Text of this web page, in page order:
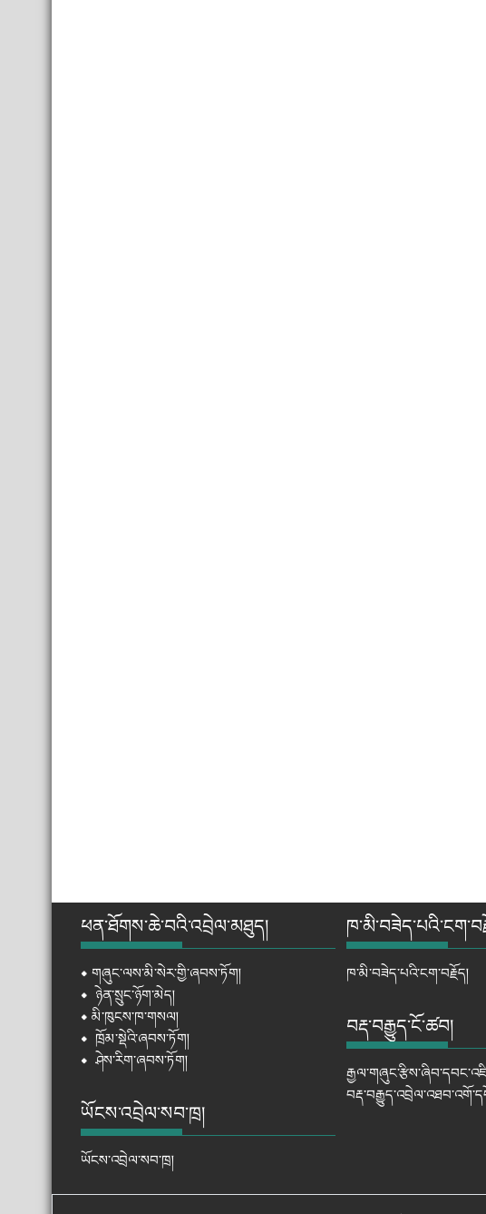
ཕན་ཐོགས་ཆེ་བའི་འབྲེལ་མཐུད།
⦁ གཞུང་ལས་མི་སེར་གྱི་ཞབས་ཏོག།
⦁ ཉེན་སྲུང་ཉོག་མེད།
⦁ མི་ཁུངས་ཁ་གསལ།
⦁ ཁྲོམ་སྡེའི་ཞབས་ཏོག།
⦁ ཤེས་རིག་ཞབས་ཏོག།
ཡོངས་འབྲེལ་སབ་ཁྲ།
ཡོངས་འབྲེལ་སབ་ཁྲ།
ཁ་མི་བཟེད་པའི་ངག་བརྗོད།
བརྡ་བརྒྱུད་ངོ་ཚབ།